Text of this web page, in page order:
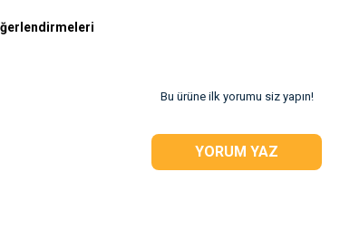
Bu ürüne ilk yorumu siz yapın!
YORUM YAZ